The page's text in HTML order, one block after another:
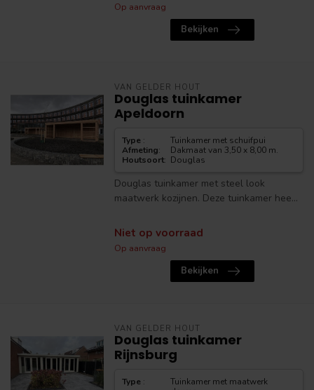
Op aanvraag
Bekijken
VAN GELDER HOUT
Douglas tuinkamer
Apeldoorn
Type :
Tuinkamer met schuifpui
Afmeting:
Dakmaat van 3,50 x 8,00 m.
Houtsoort: Douglas
Douglas tuinkamer met steel look
maatwerk kozijnen. Deze tuinkamer hee...
Niet op voorraad
Op aanvraag
Bekijken
VAN GELDER HOUT
Douglas tuinkamer
Rijnsburg
Type :
Tuinkamer met maatwerk